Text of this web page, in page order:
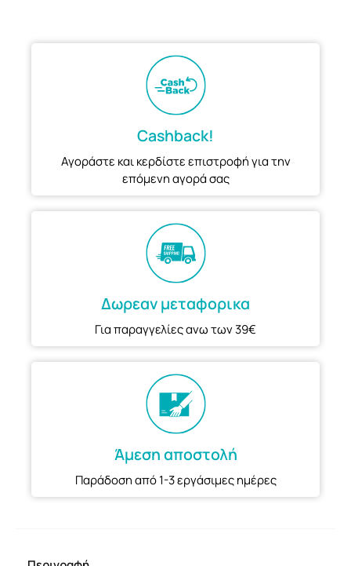
Cashback!
Αγοράστε και κερδίστε επιστροφή για την
επόμενη αγορά σας
Δωρεαν μεταφορικα
Για παραγγελίες ανω των 39€
Άμεση αποστολή
Παράδοση από 1-3 εργάσιμες ημέρες